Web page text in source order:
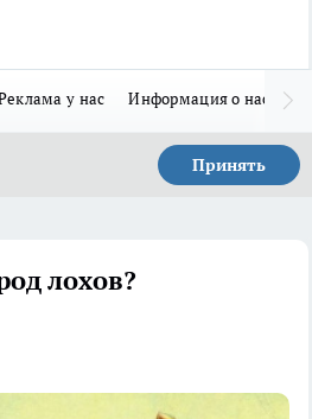
у нас Информация о нас
Принять
лохов?